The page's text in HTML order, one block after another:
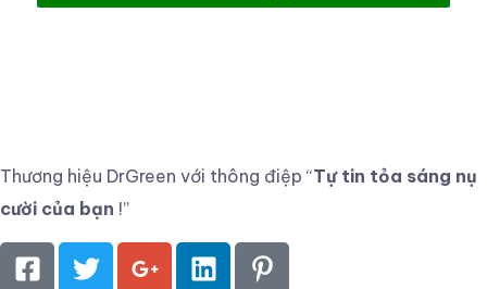
Thương hiệu DrGreen với thông điệp “Tự tin tỏa sáng nụ
cười của bạn !”